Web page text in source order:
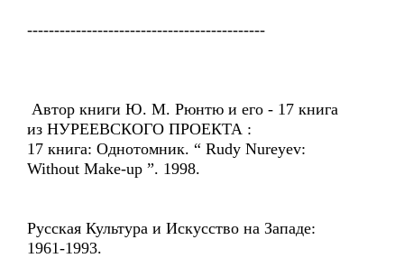
--------------------------------------------
Автор книги Ю. М. Рюнтю и его - 17 книга
из НУРЕЕВСКОГО ПРОЕКТА :
17 книга: Однотомник. “ Rudy Nureyev:
Without Make-up ”. 1998.
Русская Культура и Искусство на Западе:
1961-1993.